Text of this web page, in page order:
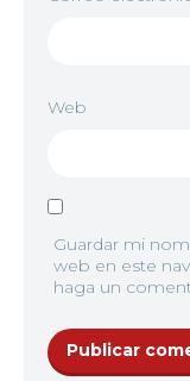
Web
Guardar mi
web en este
haga un